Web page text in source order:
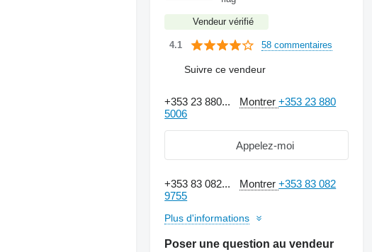
Vendeur vérifié
4.1 58 commentaires
Suivre ce vendeur
+353 23 880... Montrer+353 23 880
5006
Appelez-moi
+353 83 082... Montrer+353 83 082
9755
Plus d'informations
Poser une question au vendeur